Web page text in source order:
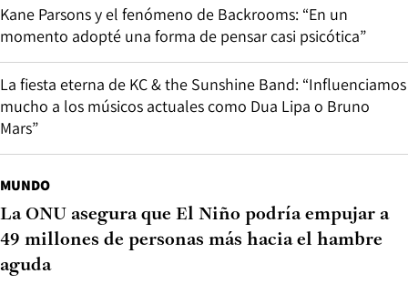
Kane Parsons y el fenómeno de Backrooms: “En un
momento adopté una forma de pensar casi psicótica”
La fiesta eterna de KC & the Sunshine Band: “Influenciamos
mucho a los músicos actuales como Dua Lipa o Bruno
Mars”
MUNDO
La ONU asegura que El Niño podría empujar a
49 millones de personas más hacia el hambre
aguda